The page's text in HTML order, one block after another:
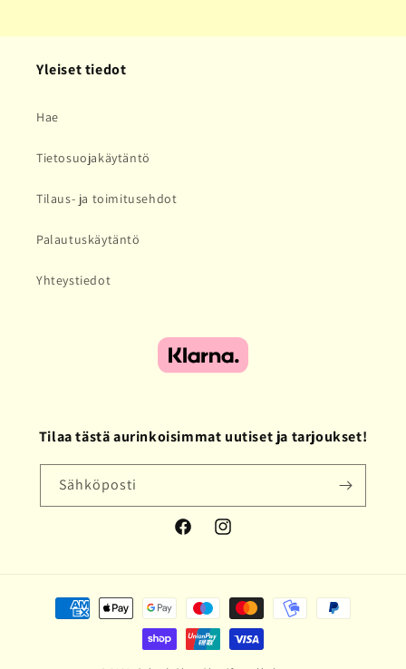
Yleiset tiedot
Hae
Tietosuojakäytäntö
Tilaus- ja toimitusehdot
Palautuskäytäntö
Yhteystiedot
Tilaa tästä aurinkoisimmat uutiset ja tarjoukset!
Sähköposti
FacebookInstagram
Maksutavat